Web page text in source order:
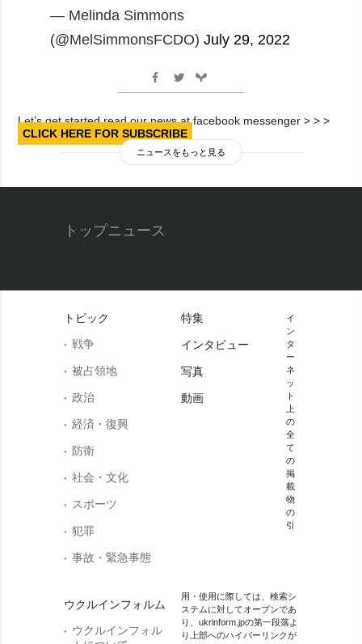
— Melinda Simmons
(@MelSimmonsFCDO)July 29, 2022
Let’s get started read our news at facebook messenger > > >
CLICK HERE FOR SUBSCRIBE
ニュースをもっと見る
トップニュース
トピック
戦争
被占領地
政治
経済・復興
防衛
社会・文化
スポーツ
犯罪
事故・緊急事態
ウクルインフォルム
ウクルインフォル
特集
インタビュー
写真
動画
イ
ン
タ
ー
ネ
ッ
ト
上
の
全
て
の
掲
載
物
の
引
用・使用に際しては、検索シ
ステムに対してオープンであ
り、ukrinform.jpの第一段落よ
り上部へのハイパーリンクが